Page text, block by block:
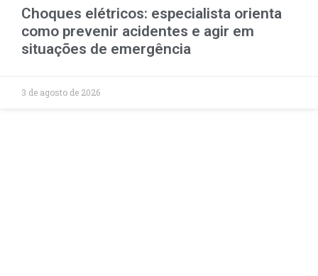
Choques elétricos: especialista orienta
como prevenir acidentes e agir em
situações de emergência
3 de agosto de 2026